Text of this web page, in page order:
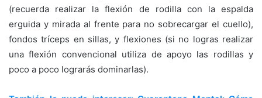
(recuerda realizar la flexión de rodilla con la espalda
erguida y mirada al frente para no sobrecargar el cuello),
fondos tríceps en sillas, y flexiones (si no logras realizar
una flexión convencional utiliza de apoyo las rodillas y
poco a poco lograrás dominarlas).